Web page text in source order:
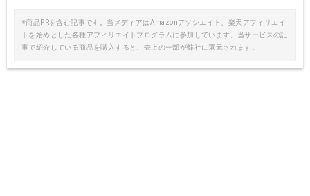
※商品PRを含む記事です。当メディアはAmazonアソシエイト、楽天アフィリエイ
トを始めとした各種アフィリエイトプログラムに参加しています。当サービスの記
事で紹介している商品を購入すると、売上の一部が弊社に還元されます。